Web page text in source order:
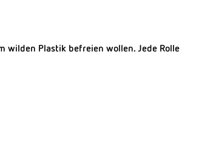
wilden Plastik befreien wollen. Jede Rolle